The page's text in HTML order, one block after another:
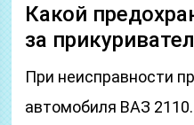
Какой
за
При неисправности
автомобиля ВАЗ